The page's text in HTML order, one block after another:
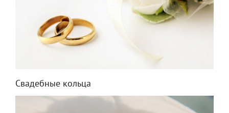
Свадебные кольца